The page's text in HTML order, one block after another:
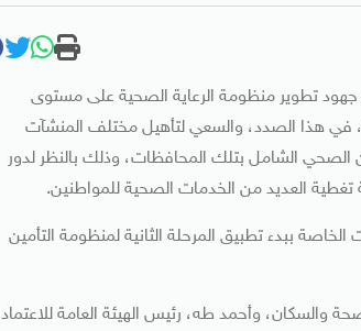
تطوير منظومة الرعاية الصحية على مستوى
في هذا الصدد، والسعي لتأهيل مختلف المنشآت
الشامل بتلك المحافظات، وذلك بالنظر لدور
العديد من الخدمات الصحية للمواطنين.
ببدء تطبيق المرحلة الثانية لمنظومة التأمين
والسكان، وأحمد طه، رئيس الهيئة العامة للاعتماد